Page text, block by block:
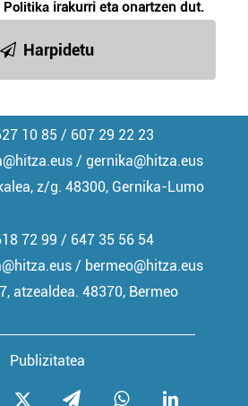
Politika irakurri eta onartzen dut.
Harpidetu
10 85 / 607 29 22 23
/ gernika@hitza.eus
z/g. 48300, Gernika-Lumo
Publizitatea
72 99 / 647 35 56 54
/ bermeo@hitza.eus
atzealdea. 48370, Bermeo